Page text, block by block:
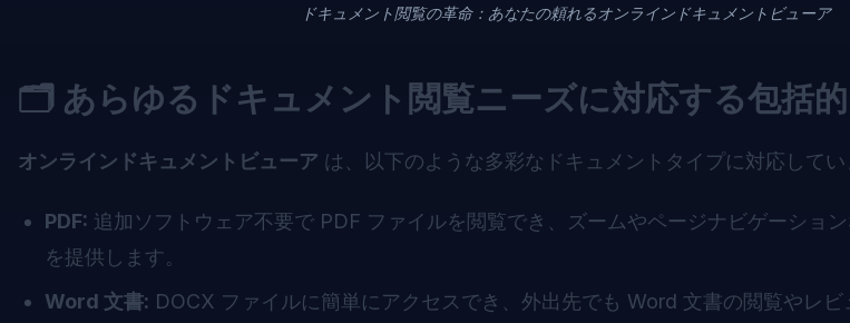
ドキュメント閲覧の革命：あなたの頼れるオンラインドキュメントビューア
🗂️ あらゆるドキュメント閲覧ニーズに対応する包括
オンラインドキュメントビューア は、以下のような多彩なドキュメントタイプに対応してい
PDF: 追加ソフトウェア不要で PDF ファイルを閲覧でき、ズームやページナビゲーショ
を提供します。
Word 文書: DOCX ファイルに簡単にアクセスでき、外出先でも Word 文書の閲覧やレビ